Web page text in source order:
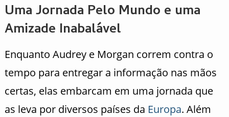
Uma Jornada Pelo Mundo e uma
Amizade Inabalável
Enquanto Audrey e Morgan correm contra o
tempo para entregar a informação nas mãos
certas, elas embarcam em uma jornada que
as leva por diversos países da Europa. Além